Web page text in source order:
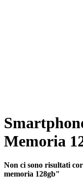
Memoria
Non ci sono risultati
memoria 128gb"